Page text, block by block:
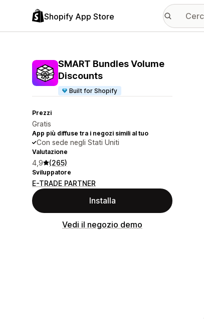
Shopify App Store
SMART Bundles Volume
Discounts
Built for Shopify
Prezzi
Gratis
App più diffuse tra i negozi simili al tuo
Con sede negli Stati Uniti
Valutazione
4,9 (265)
Sviluppatore
E-TRADE PARTNER
Installa
Vedi il negozio demo